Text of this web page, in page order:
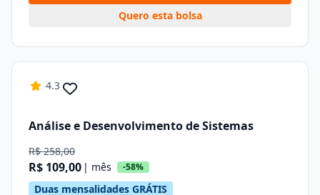
Quero esta bolsa
4.3
Análise e Desenvolvimento de Sistemas
R$ 258,00
R$ 109,00 | mês -58%
Duas mensalidades GRÁTIS